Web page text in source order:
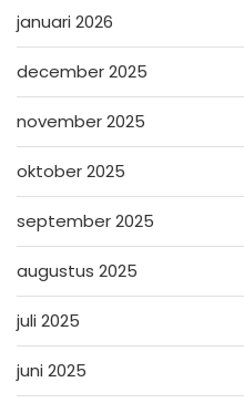
januari 2026
december 2025
november 2025
oktober 2025
september 2025
augustus 2025
juli 2025
juni 2025